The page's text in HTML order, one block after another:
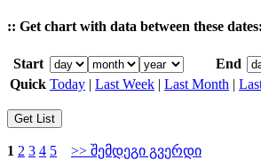
:: Get chart with data between these dates:
Start
End
Quick Today | Last Week | Last Month |
1 2 3 4 5 >> შემდეგი გვერდი